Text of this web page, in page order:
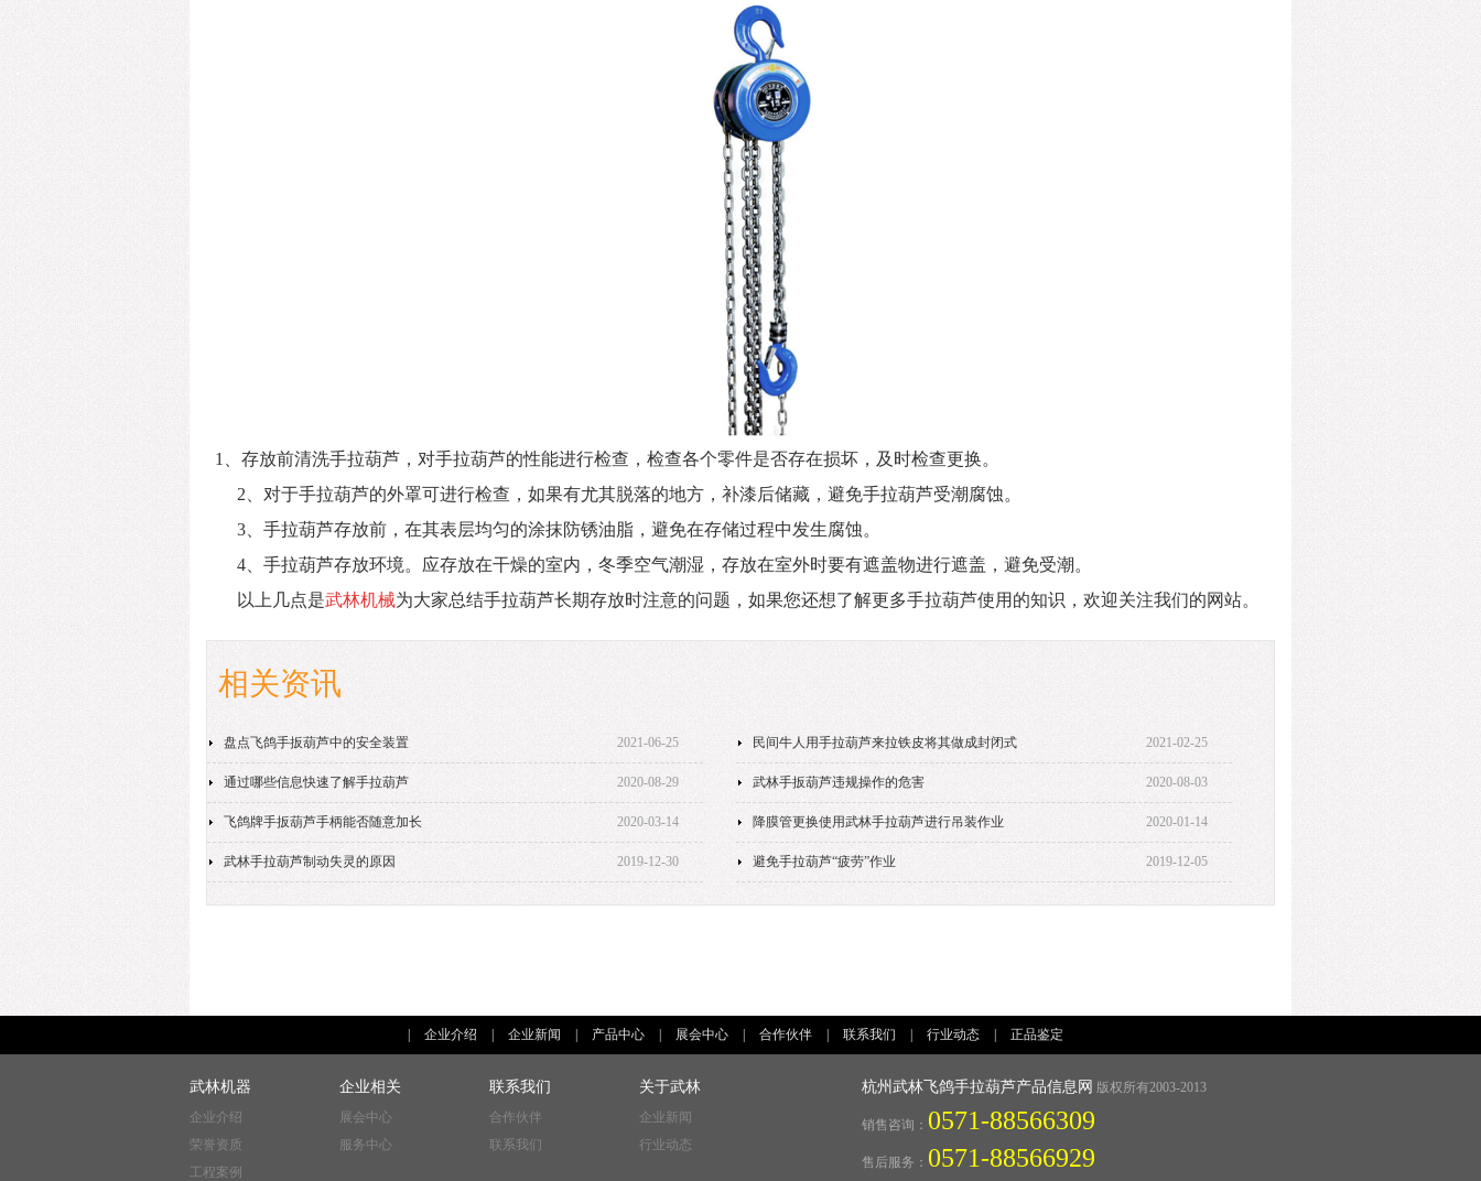
1、存放前清洗手拉葫芦，对手拉葫芦的性能进行检查，检查各个零件是否存在损坏，及时检查更换。
2、对于手拉葫芦的外罩可进行检查，如果有尤其脱落的地方，补漆后储藏，避免手拉葫芦受潮腐蚀。
3、手拉葫芦存放前，在其表层均匀的涂抹防锈油脂，避免在存储过程中发生腐蚀。
4、手拉葫芦存放环境。应存放在干燥的室内，冬季空气潮湿，存放在室外时要有遮盖物进行遮盖，避免受潮。
以上几点是武林机械为大家总结手拉葫芦长期存放时注意的问题，如果您还想了解更多手拉葫芦使用的知识，欢迎关注我们的网站。
相关资讯
盘点飞鸽手扳葫芦中的安全装置 2021-06-25 民间牛人用手拉葫芦来拉铁皮将其做成封闭式 2021-02-25
通过哪些信息快速了解手拉葫芦 2020-08-29 武林手扳葫芦违规操作的危害 2020-08-03
飞鸽牌手扳葫芦手柄能否随意加长 2020-03-14 降膜管更换使用武林手拉葫芦进行吊装作业 2020-01-14
武林手拉葫芦制动失灵的原因 2019-12-30 避免手拉葫芦“疲劳”作业 2019-12-05
| 企业介绍 | 企业新闻 | 产品中心 | 展会中心 | 合作伙伴 | 联系我们 | 行业动态 | 正品鉴定
武林机器
企业介绍
荣誉资质
工程案例
企业相关
展会中心
服务中心
联系我们
合作伙伴
联系我们
关于武林
企业新闻
行业动态
杭州武林飞鸽手拉葫芦产品信息网 版权所有2003-2013
销售咨询： 0571-88566309
售后服务： 0571-88566929